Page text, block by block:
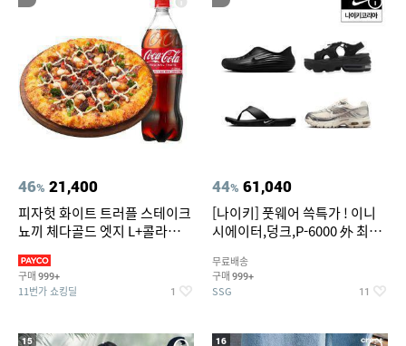
46% 21,400
피자헛 화이트 트러플 스테이크
뇨끼 체다골드 엣지 L+콜라
구매 999+
11번가 쇼킹딜 1
44% 61,040
[나이키] 풋웨어 쓱특가 ! 이니
시에이터,덩크,P-6000 外 최대
무료배송
구매 999+
SSG 11
15 16